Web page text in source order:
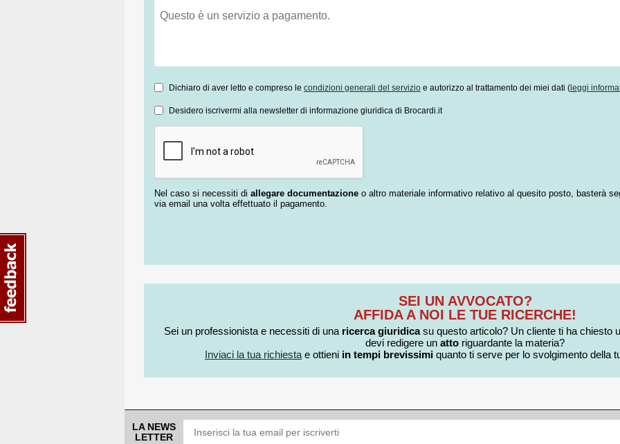
Dichiaro di aver letto e compreso le condizioni generali del servizio e autorizzo al trattamento dei miei dati ( leggi
Desidero iscrivermi alla newsletter di informazione giuridica di Brocardi.it
Nel caso si necessiti di allegare documentazione o altro materiale informativo relativo al quesito posto, basterà
via email una volta effettuato il pagamento.
SEI UN AVVOCATO?
AFFIDA A NOI LE TUE RICERCHE!
Sei un professionista e necessiti di una ricerca giuridicasu questo articolo? Un cliente ti ha chiesto
devi redigere un atto riguardante la materia?
Inviaci la tua richiesta e ottieni in tempi brevissimi quanto ti serve per lo svolgimento della
LA NEWS
LETTER